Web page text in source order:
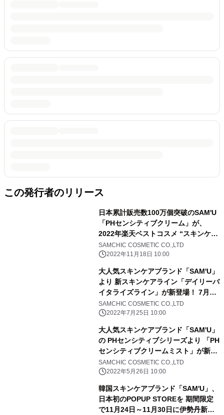
この発行者のリリース
日本累計販売数100万個突破のSAM'U
「PHセンシティブクリーム」が、
2022年楽天ベストコスメ “スキンケア
部門”と“韓国コスメ部門”で3位獲得！
SAMCHIC COSMETIC CO.,LTD
2022年11月18日 10:00
大人気スキンケアブランド「SAM'U」
より 新スキンケアライン「デイリーバ
イタライズライン」が新登場！ 7月27
日(水)20時～Qoo10 Live Shopping
にて 特別セットを数量限定販売！
SAMCHIC COSMETIC CO.,LTD
2022年7月25日 10:00
大人気スキンケアブランド「SAM'U」
の PHセンシティブシリーズより 「PH
センシティブクリームミスト」が新登
場！ 5月27日よりQoo10メガ割にて先
行発売
SAMCHIC COSMETIC CO.,LTD
2022年5月26日 10:00
韓国スキンケアブランド「SAM'U」、
日本初のPOPUP STOREを 期間限定
で11月24日～11月30日に伊勢丹新宿